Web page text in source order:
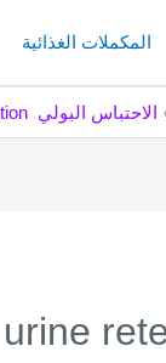
المكملات الغذائية
الاحتباس البولي urine retention ( أعراض ، أسباب ، تشخيص و علاج )